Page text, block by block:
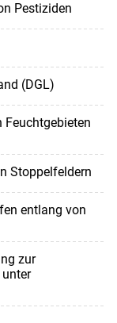
Pestiziden
(DGL)
Feuchtgebieten
Stoppelfeldern
entlang von
zur